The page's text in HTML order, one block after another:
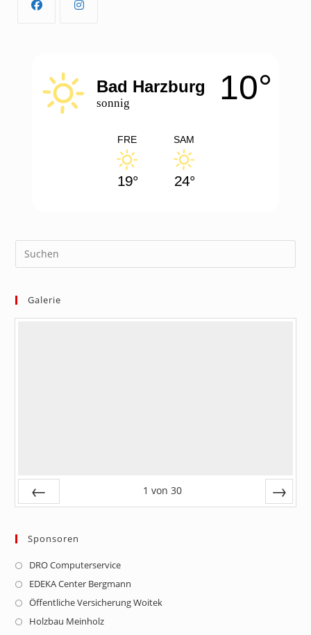
new
tab
Bad Harzburg
sonnig 10°
FRE
19°
SAM
24°
Galerie
1 von 30
Sponsoren
DRO ComputerserviceOpens
in
a
EDEKA Center Bergmann
in
Öffentliche Versicherung WoitekOpens
Holzbau MeinholzOpens